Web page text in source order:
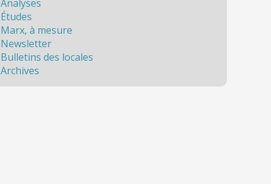
Analyses
Études
Marx, à mesure
Newsletter
Bulletins des locales
Archives